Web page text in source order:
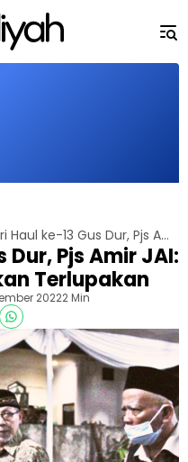
Hadiri Haul ke-13 Gus Dur, Pjs Amir JAI: Jasanya Tidak akan Terlupakan
Dur, Pjs Amir JAI:
Terlupakan
20222 Min